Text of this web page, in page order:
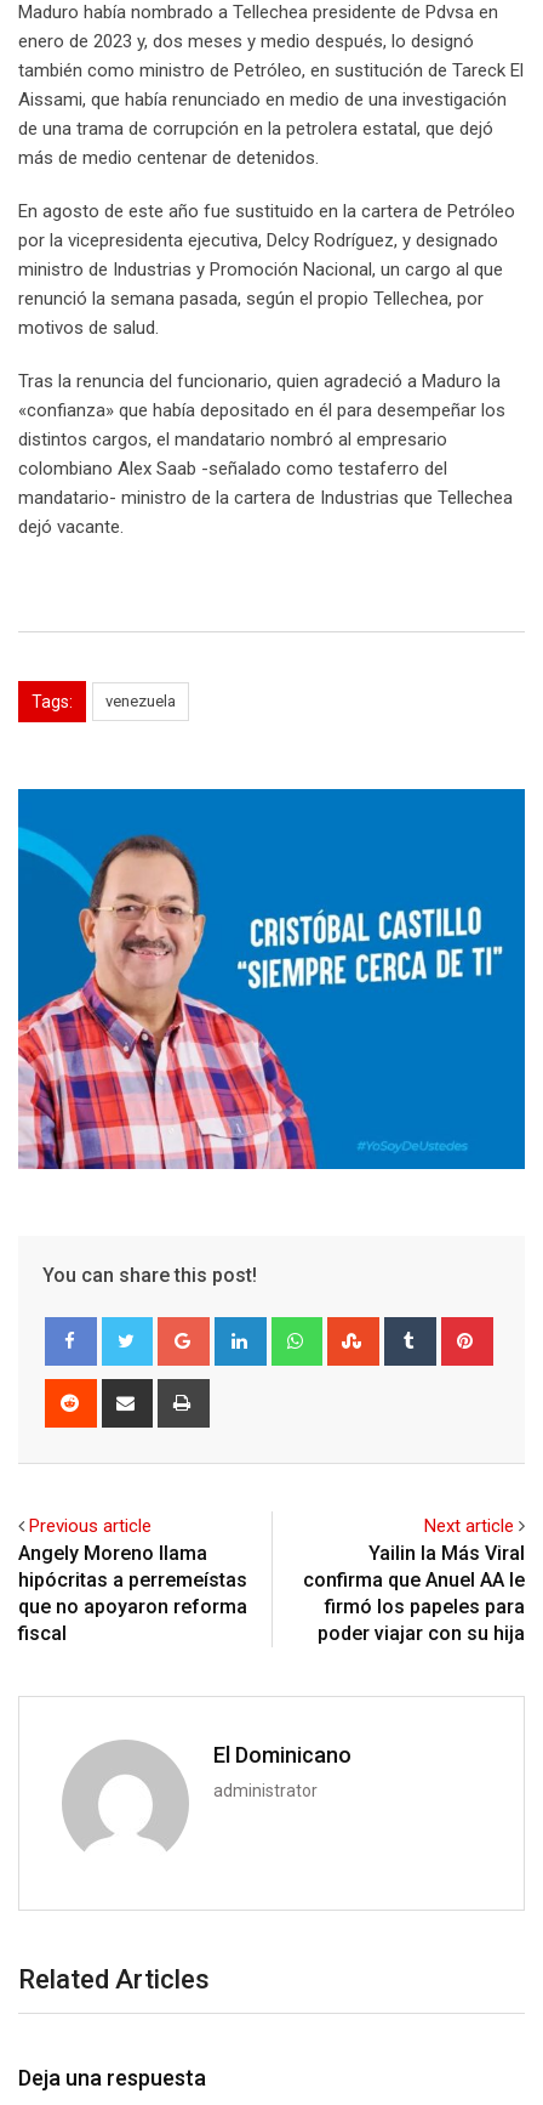
Maduro había nombrado a Tellechea presidente de Pdvsa en
enero de 2023 y, dos meses y medio después, lo designó
también como ministro de Petróleo, en sustitución de Tareck El
Aissami, que había renunciado en medio de una investigación
de una trama de corrupción en la petrolera estatal, que dejó
más de medio centenar de detenidos.
En agosto de este año fue sustituido en la cartera de Petróleo
por la vicepresidenta ejecutiva, Delcy Rodríguez, y designado
ministro de Industrias y Promoción Nacional, un cargo al que
renunció la semana pasada, según el propio Tellechea, por
motivos de salud.
Tras la renuncia del funcionario, quien agradeció a Maduro la
«confianza» que había depositado en él para desempeñar los
distintos cargos, el mandatario nombró al empresario
colombiano Alex Saab -señalado como testaferro del
mandatario- ministro de la cartera de Industrias que Tellechea
dejó vacante.
Tags: venezuela
You can share this post!
Google+ LinkedIn WhatsappStumbleUpon
Tumblr
Reddit
Share
Previous article
Angely Moreno llama
hipócritas a perremeístas
que no apoyaron reforma
fiscal
Next article
Yailin la Más Viral
confirma que Anuel AA le
firmó los papeles para
poder viajar con su hija
El Dominicano
administrator
Related Articles
Deja una respuesta